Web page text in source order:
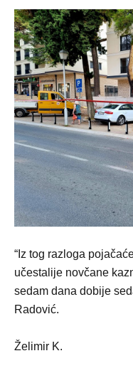
“Iz tog razloga
učestalije novčane
sedam dana dobije
Radović.
Želimir K.